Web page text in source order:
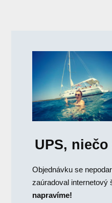
UPS,
Objednávku se
zaúradoval internetový
napravíme!